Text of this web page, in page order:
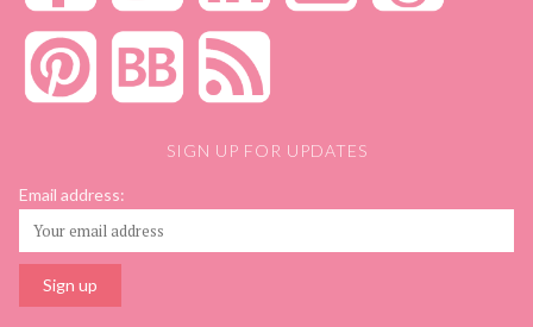
SIGN UP FOR UPDATES
Email address: